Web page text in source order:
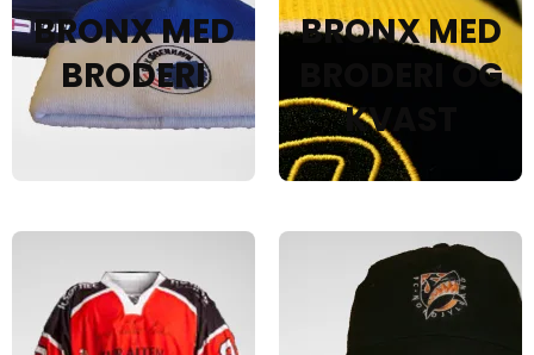
BRONX MED
BRODERI
BRONX MED
BRODERI OG
KVAST